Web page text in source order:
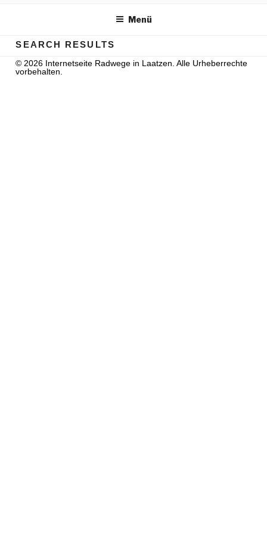
Menü
SEARCH RESULTS
© 2026 Internetseite Radwege in Laatzen. Alle Urheberrechte
vorbehalten.